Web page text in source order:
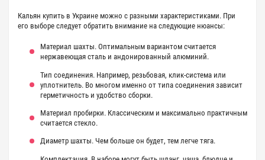
Кальян купить в Украине можно с разными характеристиками. При
его выборе следует обратить внимание на следующие нюансы:
Материал шахты. Оптимальным вариантом считается
нержавеющая сталь и андонированный алюминий.
Тип соединения. Например, резьбовая, клик-система или
уплотнитель. Во многом именно от типа соединения зависит
герметичность и удобство сборки.
Материал пробирки. Классическим и максимально практичным
считается стекло.
Диаметр шахты. Чем больше он будет, тем легче тяга.